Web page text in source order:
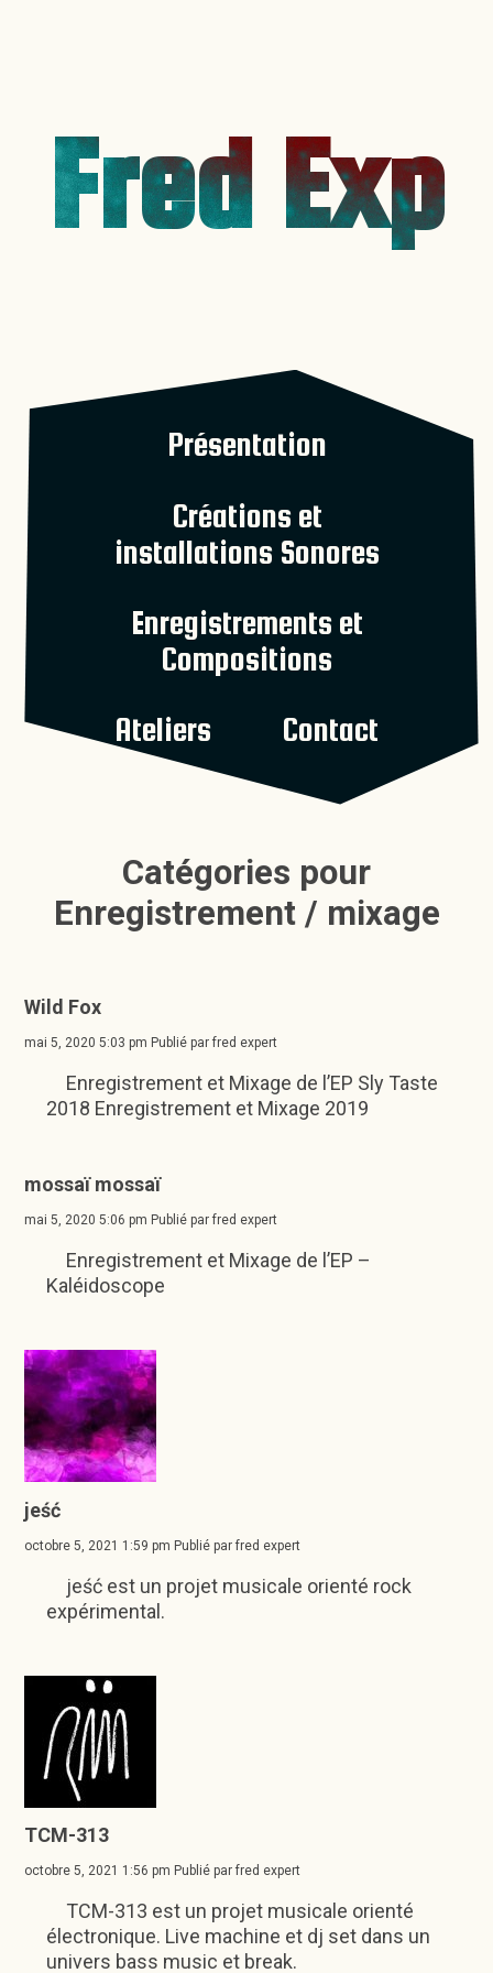
Fred Exp
Présentation
Créations et
installations Sonores
Enregistrements et
Compositions
Ateliers
Contact
Catégories pour
Enregistrement / mixage
Wild Fox
mai 5, 2020 5:03 pm Publié par fred expert
Enregistrement et Mixage de l’EP Sly Taste
2018 Enregistrement et Mixage 2019
mossaï mossaï
mai 5, 2020 5:06 pm Publié par fred expert
Enregistrement et Mixage de l’EP –
Kaléidoscope
jeść
octobre 5, 2021 1:59 pm Publié par fred expert
jeść est un projet musicale orienté rock
expérimental.
TCM-313
octobre 5, 2021 1:56 pm Publié par fred expert
TCM-313 est un projet musicale orienté
électronique. Live machine et dj set dans un
univers bass music et break.